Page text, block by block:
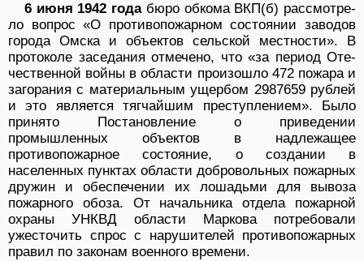
6 июня 1942 годабюро обкома ВКП(б) рассмотре­
ло вопрос «О противопожарном состоянии заво­дов
города Омска и объектов сельской местности». В
протоколе заседания отмечено, что «за период Оте­
чественной войны в области произошло 472 пожара и
загорания с материальным ущербом 2987659 рублей
и это является тягчайшим преступлением». Было
при­нято Постановление о приведении
промышленных объектов в надлежащее
противопожарное состояние, о создании в
населенных пунктах области доброволь­ных пожарных
дружин и обеспечении их лошадьми для вывоза
пожарного обоза. От начальника отдела пожарной
охраны УНКВД области Маркова потребо­вали
ужесточить спрос с нарушителей противопожар­ных
правил по законам военного времени.